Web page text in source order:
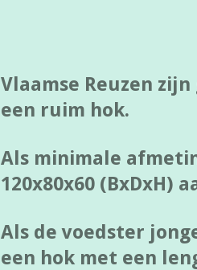
Vlaamse Reuzen
een ruim hok.
Als minimale
120x80x60 (BxDxH)
Als de voedster
een hok met een